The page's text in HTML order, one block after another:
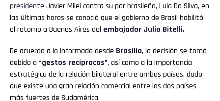
presidente Javier Milei contra su par brasileño, Lula Da Silva, en
las últimas horas se conoció que el gobierno de Brasil habilitó
el retorno a Buenos Aires del embajador Julio Bitelli.
De acuerdo a lo informado desde Brasilia, la decisión se tomó
debido a “gestos recíprocos”, así como a la importancia
estratégica de la relación bilateral entre ambos países, dado
que existe una gran relación comercial entre los dos países
más fuertes de Sudamérica.